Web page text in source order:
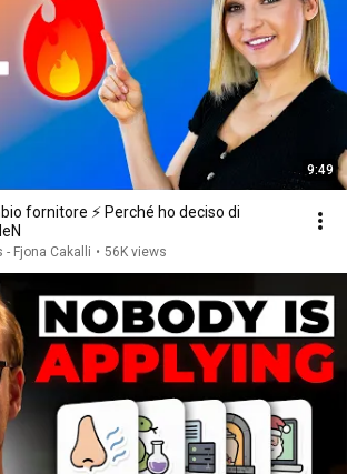
9:49
fornitore ⚡ Perché ho deciso di
Fjona Cakalli • 56K views